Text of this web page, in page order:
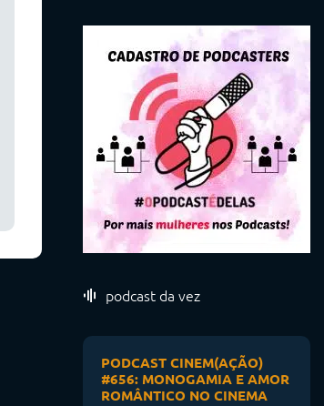
podcast da vez
PODCAST CINEM(AÇÃO)
#656: MONOGAMIA E AMOR
ROMÂNTICO NO CINEMA